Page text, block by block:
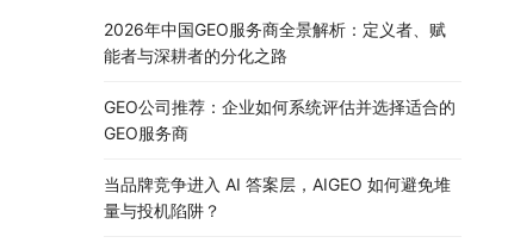
2026年中国GEO服务商全景解析：定义者、赋
能者与深耕者的分化之路
GEO公司推荐：企业如何系统评估并选择适合的
GEO服务商
当品牌竞争进入 AI 答案层，AIGEO 如何避免堆
量与投机陷阱？